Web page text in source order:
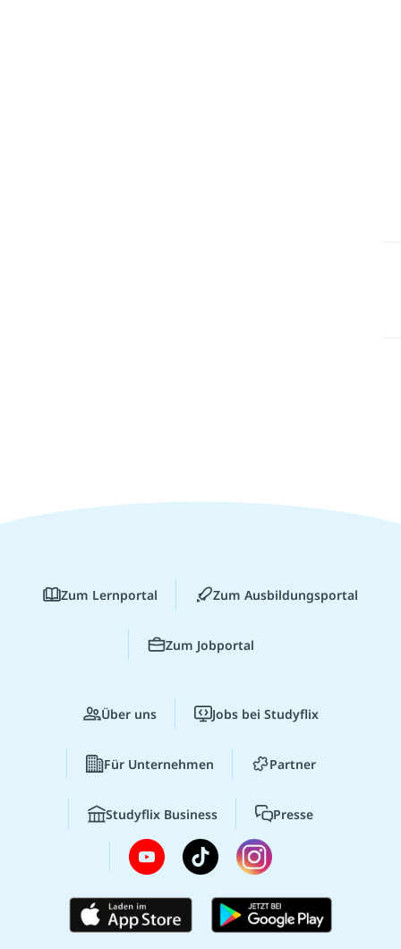
Zum Lernportal Zum Ausbildungsportal
Zum Jobportal
Über uns Jobs bei Studyflix
Für Unternehmen Partner
Studyflix Business Presse